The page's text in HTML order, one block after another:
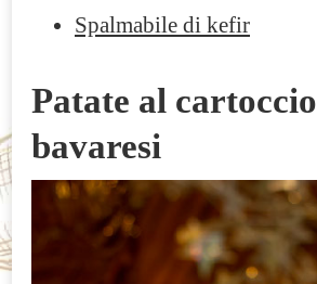
Spalmabile di kefir
Patate al cartoccio
bavaresi